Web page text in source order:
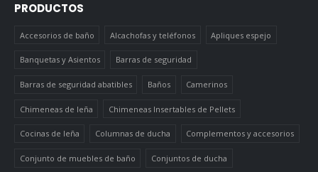
PRODUCTOS
Accesorios de baño Alcachofas y teléfonos Apliques espejo
Banquetas y Asientos Barras de seguridad
Barras de seguridad abatibles Baños Camerinos
Chimeneas de leña Chimeneas Insertables de Pellets
Cocinas de leña Columnas de ducha Complementos y accesorios
Conjunto de muebles de baño Conjuntos de ducha